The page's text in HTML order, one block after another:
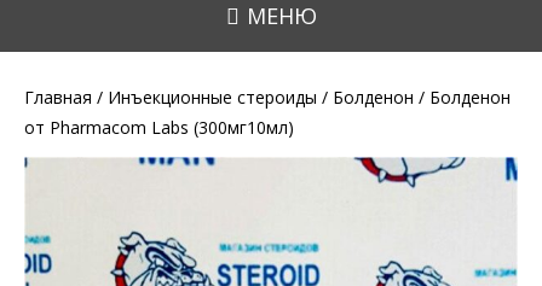
МЕНЮ
Главная / Инъекционные стероиды / Болденон / Болденон
от Pharmacom Labs (300мг10мл)